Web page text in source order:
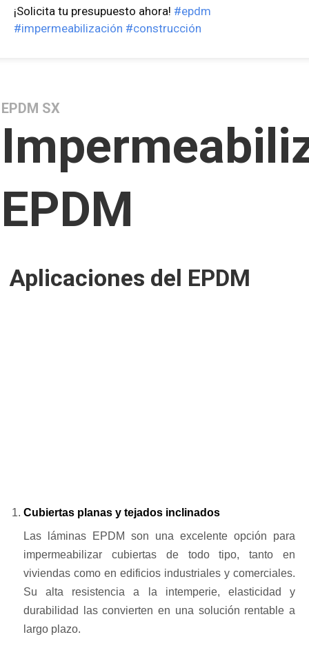
¡Solicita tu presupuesto ahora! #epdm
#impermeabilización #construcción
EPDM SX
EPDM
Aplicaciones del EPDM
Cubiertas planas y tejados inclinados
Las láminas EPDM son una excelente opción para
impermeabilizar cubiertas de todo tipo, tanto en
viviendas como en edificios industriales y comerciales.
Su alta resistencia a la intemperie, elasticidad y
durabilidad las convierten en una solución rentable a
largo plazo.